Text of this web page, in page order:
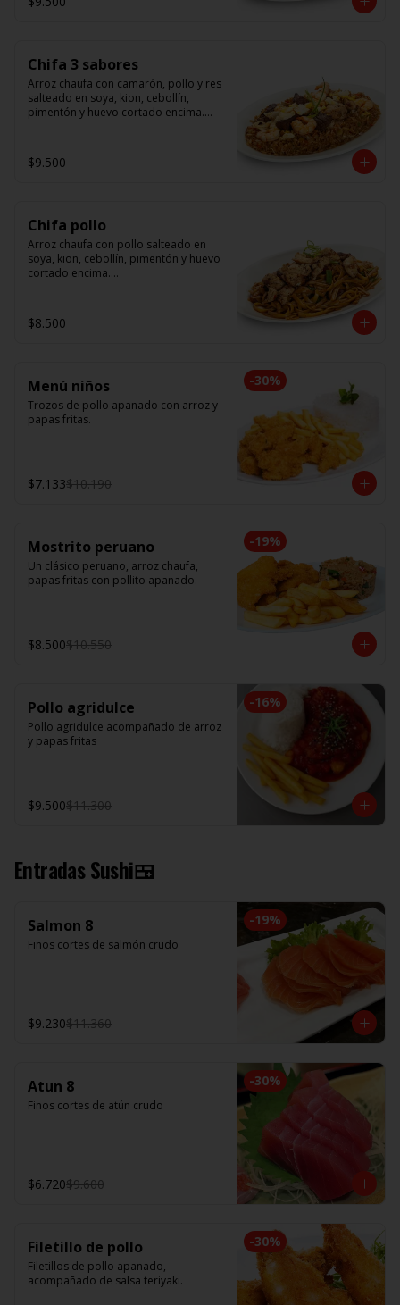
Chifa 3 sabores
Arroz chaufa con camarón, pollo y res
salteado en soya, kion, cebollín,
pimentón y huevo cortado encima.
salteado en soya, cebollín, tomate y
cebolla morada.
$9.500
Chifa pollo
Arroz chaufa con pollo salteado en
soya, kion, cebollín, pimentón y huevo
cortado encima.
cebollín, tomate y cebolla morada.
$8.500
-30%
Menú niños
Trozos de pollo apanado con arroz y
papas fritas.
$7.133$10.190
-19%
Mostrito peruano
Un clásico peruano, arroz chaufa,
papas fritas con pollito apanado.
$8.500$10.550
-16%
Pollo agridulce
Pollo agridulce acompañado de arroz
y papas fritas
$9.500$11.300
Entradas Sushi🍱
-19%
Salmon 8
Finos cortes de salmón crudo
$9.230$11.360
-30%
Atun 8
Finos cortes de atún crudo
$6.720$9.600
-30%
Filetillo de pollo
Filetillos de pollo apanado,
acompañado de salsa teriyaki.